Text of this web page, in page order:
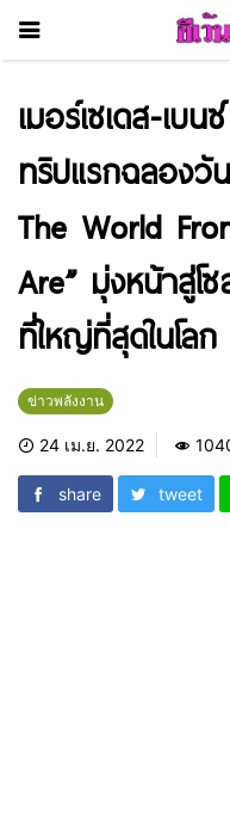
เมอร์เซเดส-เ
ทริปแรกฉลองวั
The World
Are” มุ่งหน้าสู่โ
ที่ใหญ่ที่สุดในโลก
ข่าวพลังงาน
24 เม.ย. 2022
share tweet